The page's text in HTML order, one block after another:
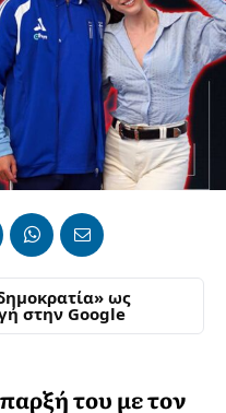
ως
στην Google
του με τον